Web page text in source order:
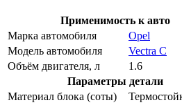
Применимость к авто
Марка автомобиля
Opel
Модель автомобиля
Vectra C
Объём двигателя, л
1.6
Параметры детали
Материал блока (соты)